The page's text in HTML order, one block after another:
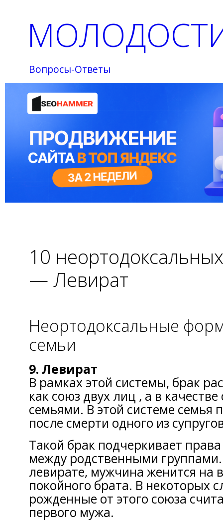
Вопросы-Ответы
10
— Левират
Неортодоксальные
семьи
9. Левират
В рамках этой системы, брак
как союз двух лиц , а в
семьями. В этой системе семья
после смерти одного из
Такой брак подчеркивает
между родственными
левирате, мужчина женится на
покойного брата. В некоторых
рожденные от этого союза
первого мужа.